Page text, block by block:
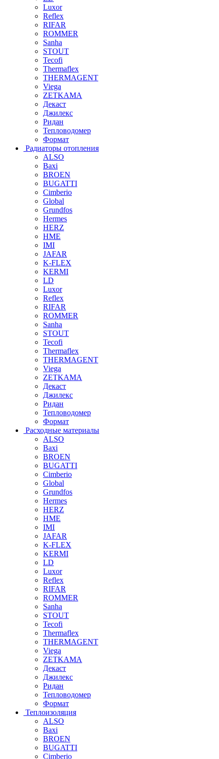
Luxor
Reflex
RIFAR
ROMMER
Sanha
STOUT
Tecofi
Thermaflex
THERMAGENT
Viega
ZETKAMA
Декаст
Джилекс
Ридан
Тепловодомер
Формат
Радиаторы отопления
ALSO
Baxi
BROEN
BUGATTI
Cimberio
Global
Grundfos
Hermes
HERZ
HME
IMI
JAFAR
K-FLEX
KERMI
LD
Luxor
Reflex
RIFAR
ROMMER
Sanha
STOUT
Tecofi
Thermaflex
THERMAGENT
Viega
ZETKAMA
Декаст
Джилекс
Ридан
Тепловодомер
Формат
Расходные материалы
ALSO
Baxi
BROEN
BUGATTI
Cimberio
Global
Grundfos
Hermes
HERZ
HME
IMI
JAFAR
K-FLEX
KERMI
LD
Luxor
Reflex
RIFAR
ROMMER
Sanha
STOUT
Tecofi
Thermaflex
THERMAGENT
Viega
ZETKAMA
Декаст
Джилекс
Ридан
Тепловодомер
Формат
Теплоизоляция
ALSO
Baxi
BROEN
BUGATTI
Cimberio